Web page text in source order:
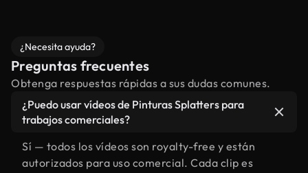
¿Necesita ayuda?
Preguntas frecuentes
Obtenga respuestas rápidas a sus dudas comunes.
¿Puedo usar vídeos de Pinturas Splatters para
trabajos comerciales?
Sí — todos los vídeos son royalty-free y están
autorizados para uso comercial. Cada clip es